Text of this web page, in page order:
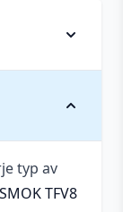
typ av
SMOK TFV8